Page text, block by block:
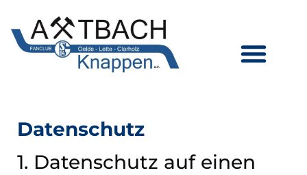
Datenschutz
1. Datenschutz auf einen